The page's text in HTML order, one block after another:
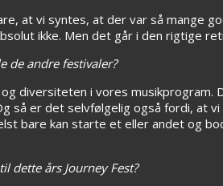
at vi syntes, at der var så mange
ikke. Men det går i den rigtige
de andre festivaler?
diversiteten i vores musikprogram.
så er det selvfølgelig også fordi, at
bare kan starte et eller andet og
års Journey Fest?